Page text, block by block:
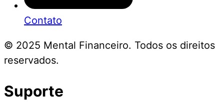
Contato
© 2025 Mental Financeiro. Todos os direitos
reservados.
Suporte